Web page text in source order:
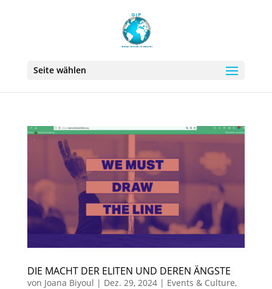
Seite wählen
DIE MACHT DER ELITEN UND DEREN ÄNGSTE
von Joana Biyoul | Dez. 29, 2024| Events & Culture,